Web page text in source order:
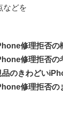
などを
修理拒否の
修理拒否の
品のきわどい
修理拒否の